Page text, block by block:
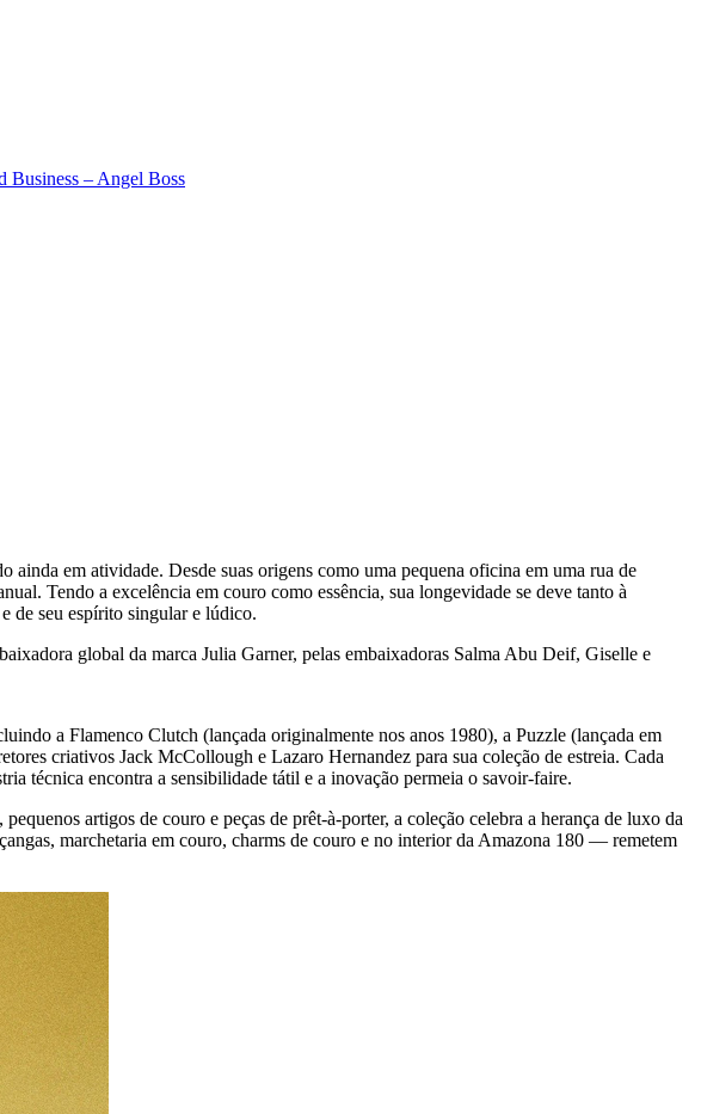
em atividade. Desde suas origens como uma pequena oficina em uma rua de
Tendo a excelência em couro como essência, sua longevidade se deve tanto à
de seu espírito singular e lúdico.
global da marca Julia Garner, pelas embaixadoras Salma Abu Deif, Giselle e
a Flamenco Clutch (lançada originalmente nos anos 1980), a Puzzle (lançada em
criativos Jack McCollough e Lazaro Hernandez para sua coleção de estreia. Cada
técnica encontra a sensibilidade tátil e a inovação permeia o savoir-faire.
artigos de couro e peças de prêt-à-porter, a coleção celebra a herança de luxo da
marchetaria em couro, charms de couro e no interior da Amazona 180 — remetem